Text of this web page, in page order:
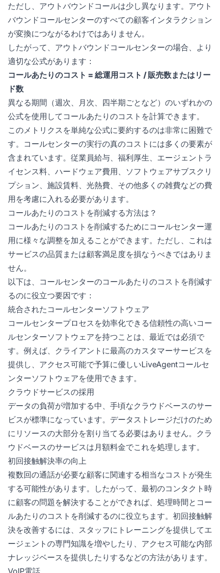
ただし、アウトバウンドコールは少し異なります。アウト
バウンドコールセンターのすべての顧客インタラクション
が変換につながるわけではありません。
したがって、アウトバウンドコールセンターの場合、より
適切な公式があります：
コールあたりのコスト = 総運用コスト / 販売数またはリー
ド数
異なる期間（週次、月次、四半期ごとなど）のいずれかの
公式を使用してコールあたりのコストを計算できます。
このメトリクスを単純な公式に要約するのは非常に困難で
す。コールセンターの実行の真のコストには多くの要素が
含まれています。従業員給与、福利厚生、エージェントラ
イセンス料、ハードウェア費用、ソフトウェアサブスクリ
プション、施設賃料、光熱費、その他多くの雑費などの費
用を考慮に入れる必要があります。
コールあたりのコストを削減する方法は？
コールあたりのコストを削減するためにコールセンター運
用に様々な調整を加えることができます。ただし、これは
サービスの品質または顧客満足度を損なうべきではありま
せん。
以下は、コールセンターのコールあたりのコストを削減す
るのに役立つ要因です：
統合されたコールセンターソフトウェア
コールセンタープロセスを効率化できる信頼性の高いコー
ルセンターソフトウェアを持つことは、最近では必須で
す。例えば、クライアントに最高のカスタマーサービスを
提供し、アクセス可能で予算に優しいLiveAgentコールセ
ンターソフトウェアを使用できます。
クラウドサービスの採用
データの負荷が増加する中、手頃なクラウドベースのサー
ビスが標準になっています。データストレージだけのため
にリソースの大部分を割り当てる必要はありません。クラ
ウドベースのサービスは月額料金でこれを処理します。
初回接触解決率の向上
複数回の通話が必要な顧客に関連する相当なコストが発生
する可能性があります。したがって、最初のコンタクト時
に顧客の問題を解決することができれば、処理時間とコー
ルあたりのコストを削減するのに役立ちます。初回接触解
決を改善するには、スタッフにトレーニングを提供してエ
ージェントの専門知識を増やしたり、アクセス可能な内部
ナレッジベースを提供したりするなどの方法があります。
VoIP電話